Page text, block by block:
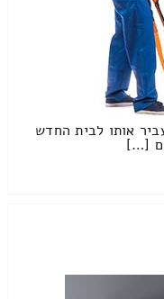
אותו לבית החדש
[…]